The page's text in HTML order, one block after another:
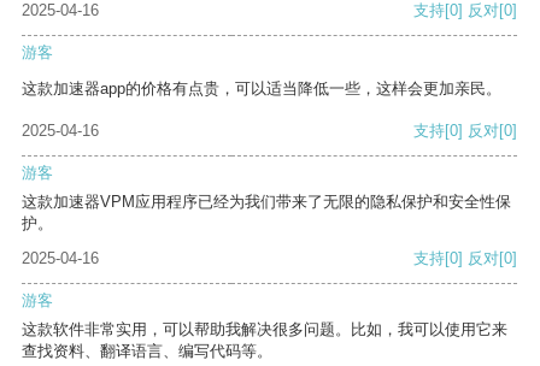
2025-04-16
支持[0] 反对[0]
游客
这款加速器app的价格有点贵，可以适当降低一些，这样会更加亲民。
2025-04-16 支持[0] 反对[0]
游客
这款加速器VPM应用程序已经为我们带来了无限的隐私保护和安全性保
护。
2025-04-16
支持[0] 反对[0]
游客
这款软件非常实用，可以帮助我解决很多问题。比如，我可以使用它来
查找资料、翻译语言、编写代码等。